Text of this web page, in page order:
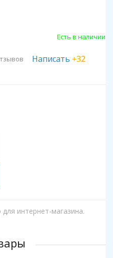
Есть в наличии
Написать +32
интернет-магазина.